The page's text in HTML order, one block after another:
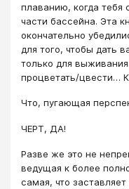
плаванию, когда тебя
части бассейна. Эта
окончательно
для того, чтобы дать
только для
процветать/цвести…
Что, пугающая
ЧЕРТ, ДА!
Разве же это не
ведущая к более
самая, что